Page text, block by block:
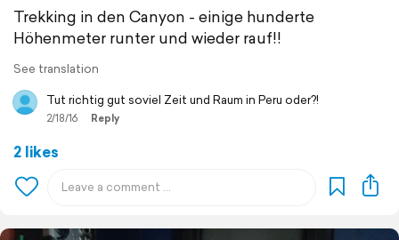
Trekking in den Canyon - einige hunderte
Höhenmeter runter und wieder rauf!!
See translation
Tut richtig gut soviel Zeit und Raum in Peru oder?!
2/18/16 Reply
2 likes